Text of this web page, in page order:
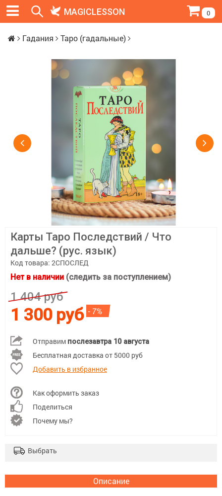
MAGICLESSON 0
Гадания Таро (гадальные)
Карты Таро Последствий / Что
дальше? (рус. язык)
Код товара: 2СПОСЛЕД
Нет в наличии (следить за поступлением)
1 404 руб
1 300 руб - 7%
Отправим послезавтра 10 августа
Бесплатная доставка от 5000 руб
Добавить в избранное
Как оформить заказ
Поделиться
Почему мы?
Выбрать
Описание